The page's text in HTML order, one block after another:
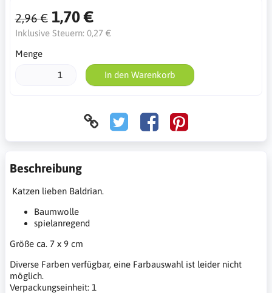
2,96 € 1,70 €
Inklusive Steuern: 0,27 €
Menge
In den Warenkorb
Beschreibung
Katzen lieben Baldrian.
Baumwolle
spielanregend
Größe ca. 7 x 9 cm
Diverse Farben verfügbar, eine Farbauswahl ist leider nicht
möglich.
Verpackungseinheit: 1